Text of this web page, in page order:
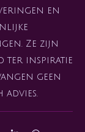
en
Ze zijn
ter inspiratie
geen
advies.